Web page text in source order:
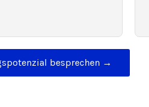
besprechen →